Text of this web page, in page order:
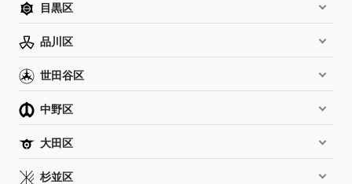
目黒区
品川区
世田谷区
中野区
大田区
杉並区